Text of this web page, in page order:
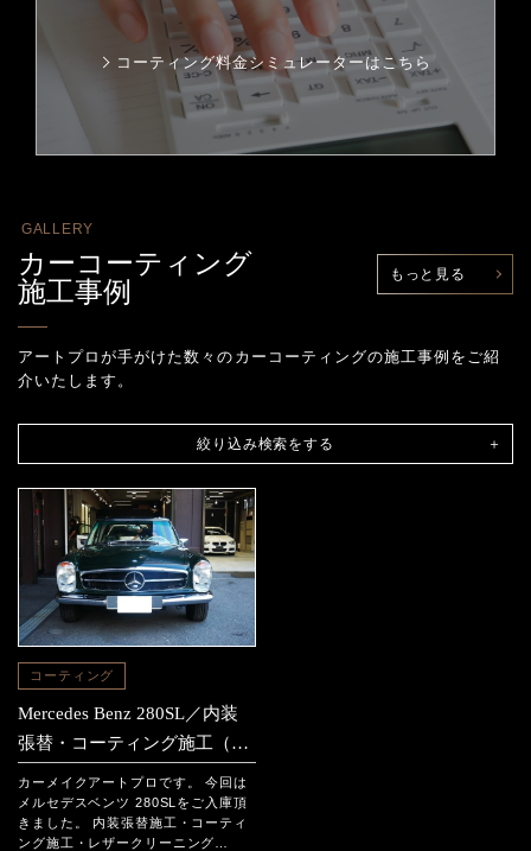
コーティング料金シミュレーターはこちら
GALLERY
カーコーティング
施工事例
もっと見る
アートプロが手がけた数々のカーコーティングの施工事例をご紹
介いたします。
絞り込み検索をする
コーティング
Mercedes Benz 280SL／内装
張替・コーティング施工（四
條畷市からのご依頼）
カーメイクアートプロです。 今回は
メルセデスベンツ 280SLをご入庫頂
きました。 内装張替施工・コーティ
ング施工・レザークリーニング…